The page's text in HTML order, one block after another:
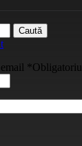
Caută
*Obligatoriu